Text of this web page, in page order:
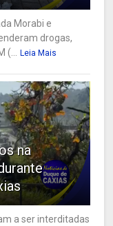
Morabi e
drogas,
(... Leia Mais
na
a ser interditadas